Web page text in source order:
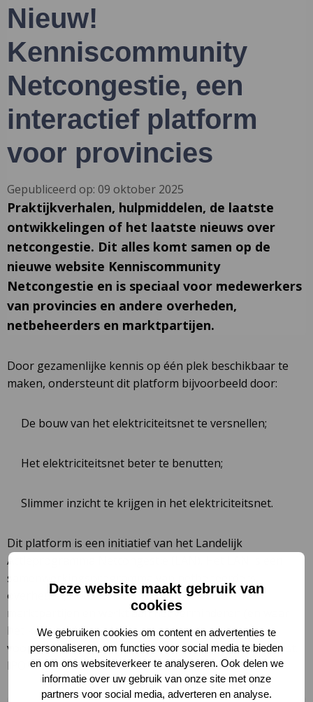
Deze website maakt gebruik van
cookies
We gebruiken cookies om content en advertenties te
personaliseren, om functies voor social media te bieden
en om ons websiteverkeer te analyseren. Ook delen we
informatie over uw gebruik van onze site met onze
partners voor social media, adverteren en analyse.
Nieuw!
Kenniscommunity
Netcongestie, een
interactief platform
voor provincies
Gepubliceerd op: 09 oktober 2025
Praktijkverhalen, hulpmiddelen, de laatste
ontwikkelingen of het laatste nieuws over
netcongestie. Dit alles komt samen op de
nieuwe website Kenniscommunity
Netcongestie en is speciaal voor medewerkers
van provincies en andere overheden,
netbeheerders en marktpartijen.
Door gezamenlijke kennis op één plek beschikbaar te
maken, ondersteunt dit platform bijvoorbeeld door:
De bouw van het elektriciteitsnet te versnellen;
Het elektriciteitsnet beter te benutten;
Slimmer inzicht te krijgen in het elektriciteitsnet.
Dit platform is een initiatief van het Landelijk
Actieprogramma Netcongestie (LAN). Het LAN is een
samenwerkingsprogramma van netbeheerders,
overheden, Autoriteit Consument & Markt en
marktpartijen en werkt aan het verminderen (en waar
het kan voorkomen) van netcongestie en de
voorbereiding op het energiesysteem van de toekomst.
IPO maakt onderdeel uit van het LAN.